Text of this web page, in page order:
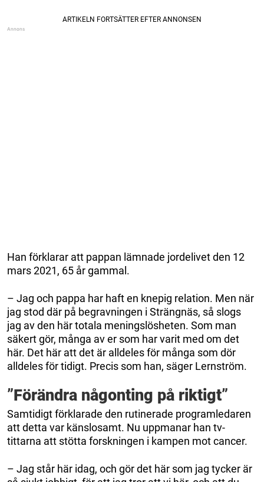
Han förklarar att pappan lämnade jordelivet den 12
mars 2021, 65 år gammal.
– Jag och pappa har haft en knepig relation. Men när
jag stod där på begravningen i Strängnäs, så slogs
jag av den här totala meningslösheten. Som man
säkert gör, många av er som har varit med om det
här. Det här att det är alldeles för många som dör
alldeles för tidigt. Precis som han, säger Lernström.
”Förändra någonting på riktigt”
Samtidigt förklarade den rutinerade programledaren
att detta var känslosamt. Nu uppmanar han tv-
tittarna att stötta forskningen i kampen mot cancer.
– Jag står här idag, och gör det här som jag tycker är